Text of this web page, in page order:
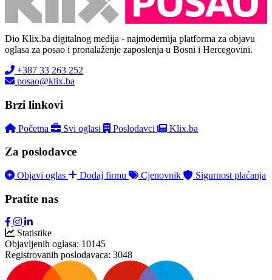
Dio Klix.ba digitalnog medija - najmodernija platforma za objavu
oglasa za posao i pronalaženje zaposlenja u Bosni i Hercegovini.
+387 33 263 252
posao@klix.ba
Brzi linkovi
Početna Svi oglasi Poslodavci Klix.ba
Za poslodavce
Objavi oglas Dodaj firmu Cjenovnik Sigurnost plaćanja
Pratite nas
Statistike
Objavljenih oglasa: 10145
Registrovanih poslodavaca: 3048